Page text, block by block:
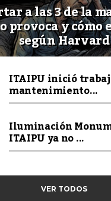
a las 3 de la
provoca y
según Harvard
ITAIPU inició
mantenimiento...
Iluminación
ITAIPU ya no ...
VER TODOS